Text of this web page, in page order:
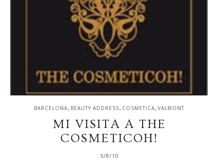
BARCELONA, BEAUTY ADDRESS, COSMETICA, VALMONT
MI VISITA A THE
COSMETICOH!
5/8/10